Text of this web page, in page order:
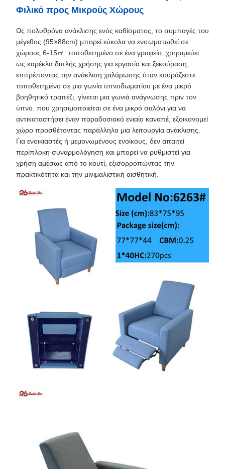
Φιλικό προς Μικρούς Χώρους
Ως πολυθρόνα ανάκλισης ενός καθίσματος, το συμπαγές του
μέγεθος (95×88cm) μπορεί εύκολα να ενσωματωθεί σε
χώρους 6-15㎡: τοποθετημένο σε ένα γραφείο, χρησιμεύει
ως καρέκλα διπλής χρήσης για εργασία και ξεκούραση,
επιτρέποντας την ανάκλιση χαλάρωσης όταν κουράζεστε.
τοποθετημένο σε μια γωνία υπνοδωματίου με ένα μικρό
βοηθητικό τραπέζι, γίνεται μια γωνιά ανάγνωσης πριν τον
ύπνο. που χρησιμοποιείται σε ένα μικρό σαλόνι για να
αντικαταστήσει έναν παραδοσιακό ενιαίο καναπέ, εξοικονομεί
χώρο προσθέτοντας παράλληλα μια λειτουργία ανάκλισης.
Για ενοικιαστές ή μεμονωμένους ενοίκους, δεν απαιτεί
περίπλοκη συναρμολόγηση και μπορεί να ρυθμιστεί για
χρήση αμέσως από το κουτί, εξισορροπώντας την
πρακτικότητα και την μινιμαλιστική αισθητική.